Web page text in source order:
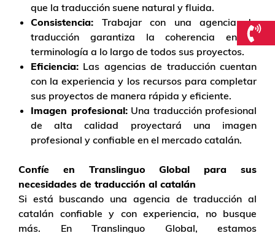
que la traducción suene natural y fluida.
Consistencia: Trabajar con una agencia de
traducción garantiza la coherencia en la
terminología a lo largo de todos sus proyectos.
Eficiencia: Las agencias de traducción cuentan
con la experiencia y los recursos para completar
sus proyectos de manera rápida y eficiente.
Imagen profesional:Una traducción profesional
de alta calidad proyectará una imagen
profesional y confiable en el mercado catalán.
Confíe en Translinguo Global para sus
necesidades de traducción al catalán
Si está buscando una agencia de traducción al
catalán confiable y con experiencia, no busque
más. En Translinguo Global, estamos